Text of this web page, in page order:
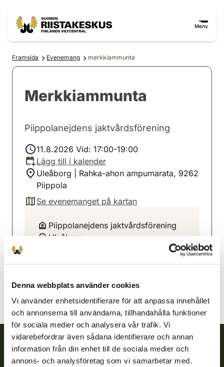
Denna webbplats använder cookies
Vi använder enhetsidentifierare för att anpassa innehållet
och annonserna till användarna, tillhandahålla funktioner
för sociala medier och analysera vår trafik. Vi
vidarebefordrar även sådana identifierare och annan
information från din enhet till de sociala medier och
annons- och analysföretag som vi samarbetar med.
Meny
Framsida Evenemang merkkiammunta
Merkkiammunta
Piippolanejdens jaktvårdsförening
11.8.2026 Vid: 17:00-19:00
Lägg till i kalender
Uleåborg | Rahka-ahon ampumarata, 9262
Piippola
Se evenemanget på kartan
(avautuu uuteen välilehteen)
Piippolanejdens jaktvårdsförening
Uleåborg
Finlands viltcentral